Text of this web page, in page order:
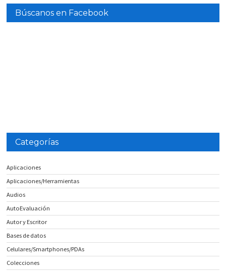
Búscanos en Facebook
Categorías
Aplicaciones
Aplicaciones/Herramientas
Audios
AutoEvaluación
Autor y Escritor
Bases de datos
Celulares/Smartphones/PDAs
Colecciones